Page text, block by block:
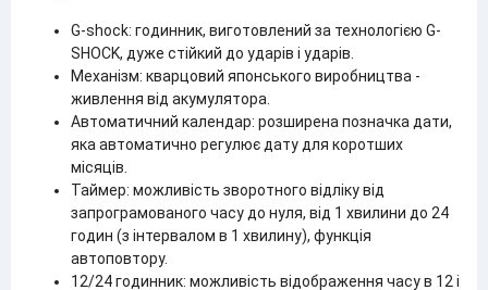
G-shock: годинник, виготовлений за технологією G-
SHOCK, дуже стійкий до ударів і ударів.
Механізм: кварцовий японського виробництва -
живлення від акумулятора.
Автоматичний календар: розширена позначка дати,
яка автоматично регулює дату для коротших
місяців.
Таймер: можливість зворотного відліку від
запрограмованого часу до нуля, від 1 хвилини до 24
годин (з інтервалом в 1 хвилину), функція
автоповтору.
12/24 годинник: можливість відображення часу в 12 і